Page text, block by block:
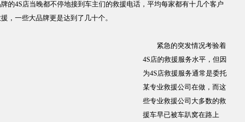
的4S店当晚都不停地接到车主们的救援电话，平均每家都有十几个客户
，一些大品牌更是达到了几十个。
紧急的突发情况考验着
4S店的救援服务水平，但因
为4S店救援服务通常是委托
某专业救援公司在做，而这
些专业救援公司大多数的救
援车早已被车趴窝在路上